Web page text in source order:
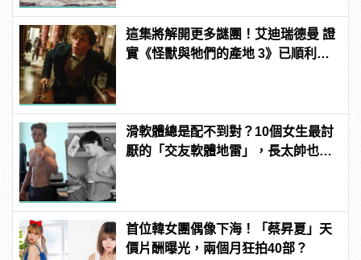
這集將解開更多謎團！艾迪瑞德曼 證
實《怪獸與牠們的產地 3》已順利開
滑軟體總是配不到對？10個女生最討
厭的「交友軟體地雷」，長太帥也沒
首位韓女團偶像下海！「蔡昇夏」天
價片酬曝光，兩個月狂拍40部？